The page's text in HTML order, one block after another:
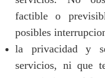
factible o
posibles
la privacidad y
servicios, ni que